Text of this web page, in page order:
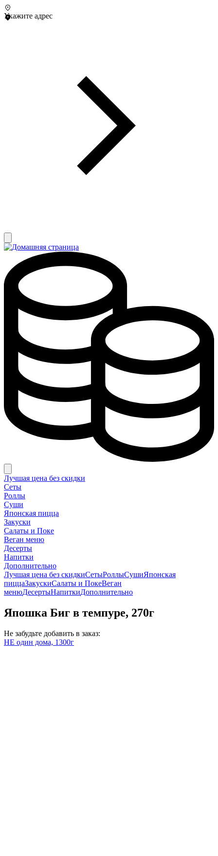
Укажите адрес
Лучшая цена без скидки
Сеты
Роллы
Суши
Японская пицца
Закуски
Салаты и Поке
Веган меню
Десерты
Напитки
Дополнительно
Лучшая цена без скидкиСетыРоллыСушиЯпонская
пиццаЗакускиСалаты и ПокеВеган
менюДесертыНапиткиДополнительно
Япошка Биг в темпуре, 270г
Не забудьте добавить в заказ:
НЕ один дома, 1300г